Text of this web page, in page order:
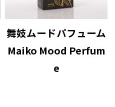
舞妓ムードパフューム
Maiko Mood Perfum
e